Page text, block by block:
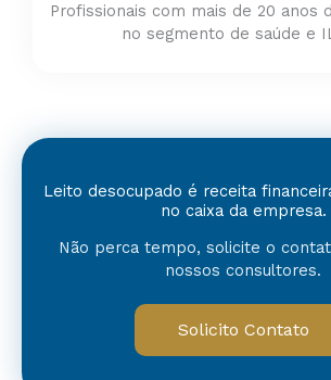
Profissionais com mais de 20 anos
no segmento de saúde e
Leito desocupado é receita
no caixa da empresa.
Não perca tempo, solicite o
nossos consultores.
Solicito Contato